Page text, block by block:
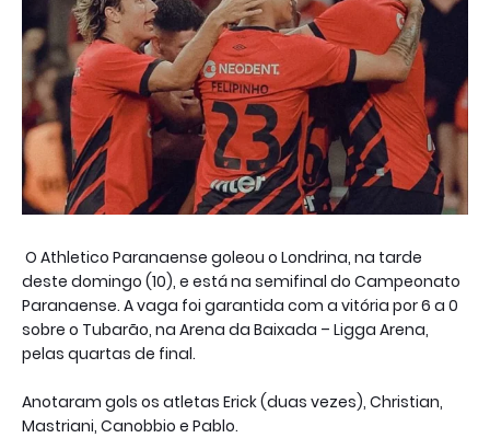
O Athletico Paranaense goleou o Londrina, na tarde
deste domingo (10), e está na semifinal do Campeonato
Paranaense. A vaga foi garantida com a vitória por 6 a 0
sobre o Tubarão, na Arena da Baixada – Ligga Arena,
pelas quartas de final.
Anotaram gols os atletas Erick (duas vezes), Christian,
Mastriani, Canobbio e Pablo.